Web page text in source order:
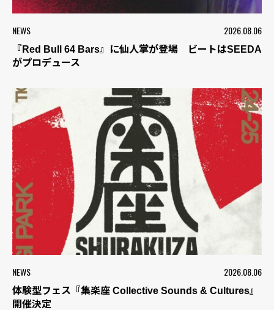
NEWS 2026.08.06
『Red Bull 64 Bars』に仙人掌が登場 ビートはSEEDA
がプロデュース
NEWS 2026.08.06
体験型フェス『集楽座 Collective Sounds & Cultures』
開催決定